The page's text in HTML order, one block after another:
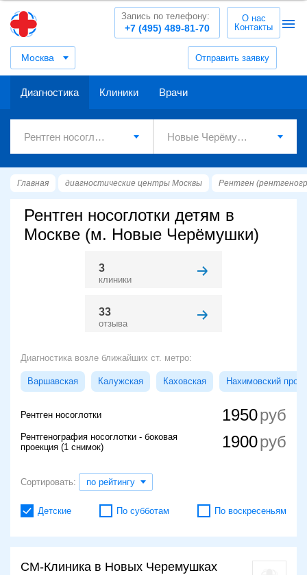
Москва Отправить заявку
+7 (495) 489-81-70
Запись по телефону:
О нас
Контакты
Диагностика Клиники Врачи
Главная диагностические центры Москвы Рентген
Рентген носоглотки детям в
Москве (м. Новые Черёмушки)
3
клиники
33
отзыва
Диагностика возле ближайших ст. метро:
Варшавская Калужская Каховская Нахимовский
Рентген носоглотки 1950
Рентгенография носоглотки - боковая
проекция (1 снимок)
1900
Сортировать: по рейтингу
Детские По субботам По воскресеньям
СМ-Клиника в Новых Черемушках